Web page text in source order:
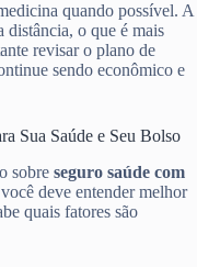
quando possível. A
distância, o que é mais
revisar o plano de
sendo econômico e
Sua Saúde e Seu Bolso
sobre seguro saúde com
deve entender melhor
quais fatores são